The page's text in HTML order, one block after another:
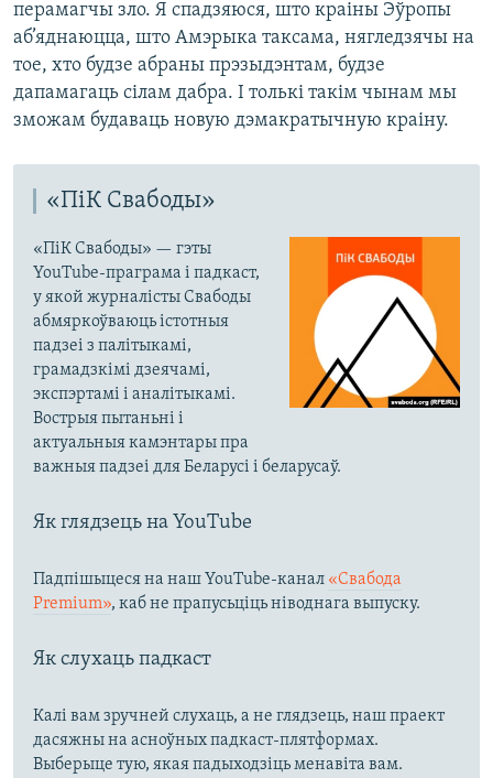
перамагчы зло. Я спадзяюся, што краіны Эўропы
аб’яднаюцца, што Амэрыка таксама, нягледзячы на
тое, хто будзе абраны прэзыдэнтам, будзе
дапамагаць сілам дабра. І толькі такім чынам мы
зможам будаваць новую дэмакратычную краіну.
«ПіК Свабоды»
«ПіК Свабоды» — гэты
YouTube-праграма і падкаст,
у якой журналісты Свабоды
абмяркоўваюць істотныя
падзеі з палітыкамі,
грамадзкімі дзеячамі,
экспэртамі і аналітыкамі.
Вострыя пытаньні і
актуальныя камэнтары пра
важныя падзеі для Беларусі і беларусаў.
Як глядзець на YouTube
Падпішыцеся на наш YouTube-канал «Свабода
Premium», каб не прапусьціць ніводнага выпуску.
Як слухаць падкаст
Калі вам зручней слухаць, а не глядзець, наш праект
дасяжны на асноўных падкаст-плятформах.
Выберыце тую, якая падыходзіць менавіта вам.